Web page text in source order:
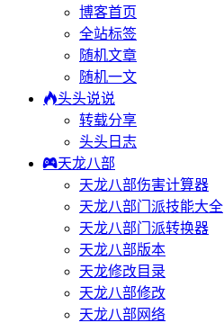
博客首页
全站标签
随机文章
随机一文
头头说说
转载分享
头头日志
天龙八部
天龙八部伤害计算器
天龙八部门派技能大全
天龙八部门派转换器
天龙八部版本
天龙修改目录
天龙八部修改
天龙八部网络